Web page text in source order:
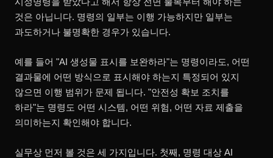
것은 아닙니다. 명령의 일부는 이행 가능하지만 일부는
과도하거나 불명확한 경우가 있습니다.
예를 들어 "AI 생성물 표시를 보완하라"는 명령이라도, 어떤
결과물에 어떤 방식으로 표시해야 하는지 특정되어 있지
않으면 이행 범위가 문제 됩니다. "안전성 확보 조치를
하라"는 명령도 어떤 시스템, 어떤 위험, 어떤 자료 제출을
의미하는지 확인해야 합니다.
실무상 먼저 볼 것은 세 가지입니다. 첫째, 명령 대상 AI